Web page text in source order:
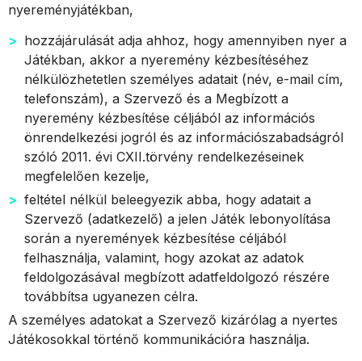
nyereményjátékban,
hozzájárulását adja ahhoz, hogy amennyiben nyer a
Játékban, akkor a nyeremény kézbesítéséhez
nélkülözhetetlen személyes adatait (név, e-mail cím,
telefonszám), a Szervező és a Megbízott a
nyeremény kézbesítése céljából az információs
önrendelkezési jogról és az információszabadságról
szóló 2011. évi CXII.törvény rendelkezéseinek
megfelelően kezelje,
feltétel nélkül beleegyezik abba, hogy adatait a
Szervező (adatkezelő) a jelen Játék lebonyolítása
során a nyeremények kézbesítése céljából
felhasználja, valamint, hogy azokat az adatok
feldolgozásával megbízott adatfeldolgozó részére
továbbítsa ugyanezen célra.
A személyes adatokat a Szervező kizárólag a nyertes
Játékosokkal történő kommunikációra használja.